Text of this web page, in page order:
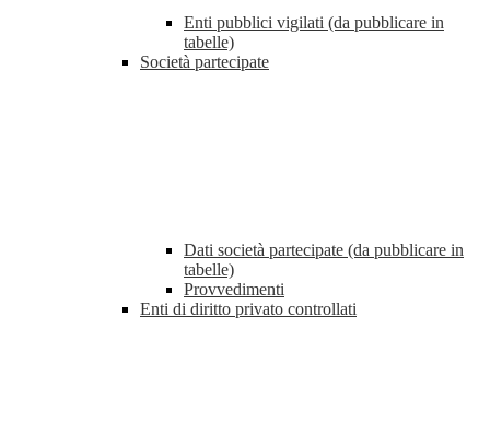
Enti pubblici vigilati (da pubblicare in
tabelle)
Società partecipate
Dati società partecipate (da pubblicare in
tabelle)
Provvedimenti
Enti di diritto privato controllati